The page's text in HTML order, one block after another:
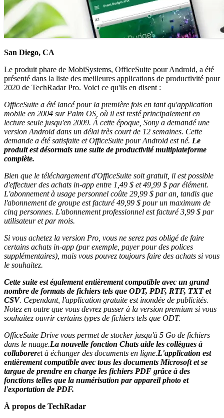
San Diego, CA
Le produit phare de MobiSystems, OfficeSuite pour Android, a été
présenté dans la liste des meilleures applications de productivité pour
2020 de TechRadar Pro. Voici ce qu'ils en disent :
OfficeSuite a été lancé pour la première fois en tant qu'application
mobile en 2004 sur Palm OS, où il est resté principalement en
lecture seule jusqu'en 2009. À cette époque, Sony a demandé une
version Android dans un délai très court de 12 semaines. Cette
demande a été satisfaite et OfficeSuite pour Android est né. Le
produit est désormais une suite de productivité multiplateforme
complète.
Bien que le téléchargement d'OfficeSuite soit gratuit, il est possible
d'effectuer des achats in-app entre 1,49 $ et 49,99 $ par élément.
L'abonnement à usage personnel coûte 29,99 $ par an, tandis que
l'abonnement de groupe est facturé 49,99 $ pour un maximum de
cinq personnes. L'abonnement professionnel est facturé 3,99 $ par
utilisateur et par mois.
Si vous achetez la version Pro, vous ne serez pas obligé de faire
certains achats in-app (par exemple, payer pour des polices
supplémentaires), mais vous pouvez toujours faire des achats si vous
le souhaitez.
Cette suite est également entièrement compatible avec un grand
nombre de formats de fichiers tels que ODT, PDF, RTF, TXT et
CSV. Cependant, l'application gratuite est inondée de publicités.
Notez en outre que vous devrez passer à la version premium si vous
souhaitez ouvrir certains types de fichiers tels que ODT.
OfficeSuite Drive vous permet de stocker jusqu'à 5 Go de fichiers
dans le nuage.La nouvelle fonction Chats aide les collègues à
collaboreret à échanger des documents en ligne.L'application est
entièrement compatible avec tous les documents Microsoft et se
targue de prendre en charge les fichiers PDF grâce à des
fonctions telles que la numérisation par appareil photo et
l'exportation de PDF.
À propos de TechRadar